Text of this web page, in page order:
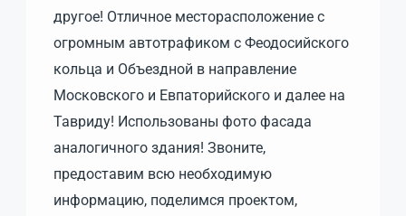
другое! Отличное месторасположение с
огромным автотрафиком с Феодосийского
кольца и Объездной в направление
Московского и Евпаторийского и далее на
Тавриду! Использованы фото фасада
аналогичного здания! Звоните,
предоставим всю необходимую
информацию, поделимся проектом,